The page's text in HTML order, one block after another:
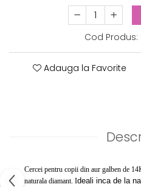
Cod Produs:
Adauga la Favorite
Cercei pentru copii din aur galben de
naturala diamant. Ideali inca de la